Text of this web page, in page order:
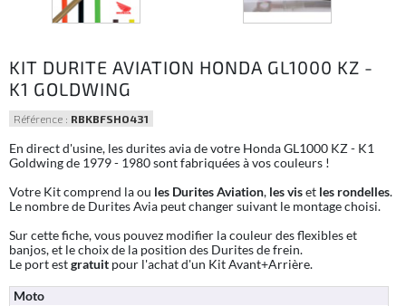
KIT DURITE AVIATION HONDA GL1000 KZ -
K1 GOLDWING
Référence : RBKBFSHO431
En direct d'usine, les durites avia de votre Honda GL1000 KZ - K1
Goldwing de 1979 - 1980 sont fabriquées à vos couleurs !
Votre Kit comprend la ou les Durites Aviation, les viset les rondelles.
Le nombre de Durites Avia peut changer suivant le montage choisi.
Sur cette fiche, vous pouvez modifier la couleur des flexibles et
banjos, et le choix de la position des Durites de frein.
Le port estgratuit pour l'achat d'un Kit Avant+Arrière.
Moto